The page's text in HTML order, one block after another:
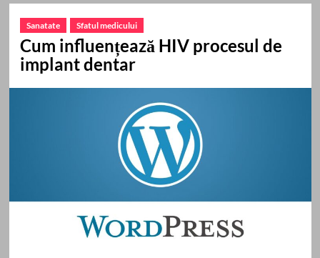
Sanatate Sfatul medicului
Cum influențează HIV procesul de
implant dentar